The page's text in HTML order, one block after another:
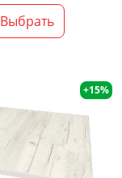
Выбрать
+15%